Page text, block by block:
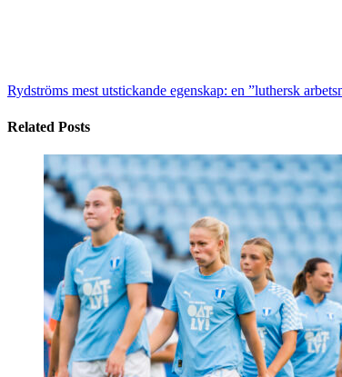
Rydströms mest utstickande egenskap: en ”luthersk
Related Posts